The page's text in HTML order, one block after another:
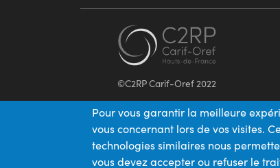
©C2RP Carif-Oref 2022
Pour vous garantir la meilleure
vous concernant lors de vos visites.
technologies similaires nous
vous devez accepter ou refuser le